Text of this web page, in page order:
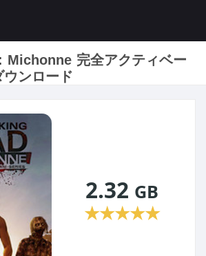
完全アクティベー
ンロード
2.32 GB
★★★★★